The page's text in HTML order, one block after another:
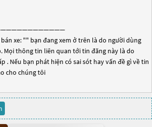
xe: "" bạn đang xem ở trên là do người dùng
Mọi thông tin liên quan tới tin đăng này là do
. Nếu bạn phát hiện có sai sót hay vấn đề gì về tin
cho chúng tôi